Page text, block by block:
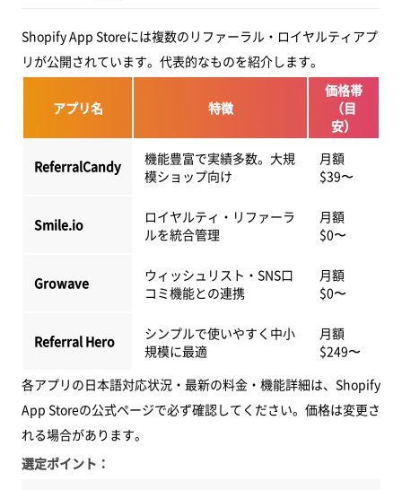
Shopify App Storeには複数のリファーラル・ロイヤルティアプ
リが公開されています。代表的なものを紹介します。
アプリ名 特徴
価格帯
（目
安）
ReferralCandy
機能豊富で実績多数。大規
模ショップ向け
月額
$39〜
Smile.io
ロイヤルティ・リファーラ
ルを統合管理
月額
$0〜
Growave
ウィッシュリスト・SNS口
コミ機能との連携
月額
$0〜
Referral Hero
シンプルで使いやすく中小
規模に最適
月額
$249〜
各アプリの日本語対応状況・最新の料金・機能詳細は、Shopify
App Storeの公式ページで必ず確認してください。価格は変更さ
れる場合があります。
選定ポイント：